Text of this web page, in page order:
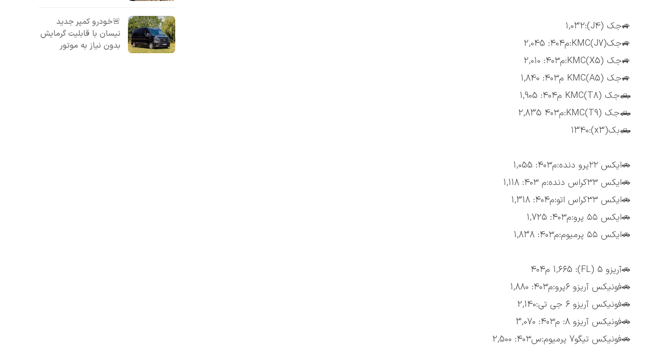
🚙جک (J4):1,032
🚙جک(J7)KMC:م۴۰۴: 2,045
🚙جک (X5)KMC:م۴۰۳: 2,010
🚙جک (A5)KMC م۴۰۳: 1,840
🛻جک (T8)KMC م۴۰۴: 1,905
🛻جک (T9)KMC:م۴۰۳ 2,835
🛻بک(x3):1340
🚗ایکس ۲۲پرو دنده:م۴۰۳: 1,055
🚗ایکس ۳۳کراس دنده:م ۴۰۳: 1,118
🚗ایکس ۳۳کراس اتو:م۴۰۴: 1,318
🚗ایکس ۵۵ پرو:م۴۰۳: 1,725
🚗ایکس ۵۵ پرمیوم:م۴۰۳: 1,838
🚗آریزو 5 (FL): 1,665 م۴۰۴
🚗فونیکس آریزو 6پرو:م۴۰۳: 1,880
🚗فونیکس آریزو 6 جی تی:2,140
🚗فونیکس آریزو 8: م۴۰۳: 3,070
🚗فونیکس تیگو7 پرمیوم:س۴۰۳: 2,500
🚨خودرو کمپر جدید
نیسان با قابلیت گرمایش
بدون نیاز به موتور